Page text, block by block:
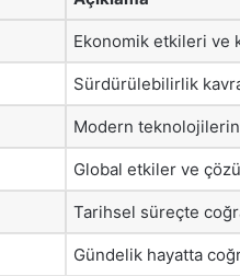
Ekonomik etkileri ve
Sürdürülebilirlik
Modern teknolojilerin
Global etkiler ve
Tarihsel süreçte
Gündelik hayatta